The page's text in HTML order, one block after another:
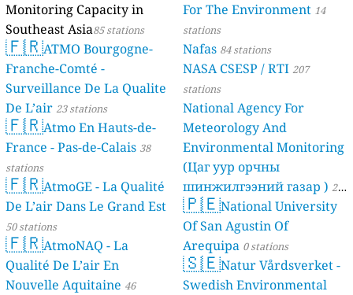
Monitoring Capacity in
Southeast Asia85 stations
🇫🇷ATMO Bourgogne-
Franche-Comté -
Surveillance De La Qualite
De L’air 23 stations
🇫🇷Atmo En Hauts-de-
France - Pas-de-Calais 38
stations
🇫🇷AtmoGE - La Qualité
De L’air Dans Le Grand Est
50 stations
🇫🇷AtmoNAQ - La
Qualité De L’air En
Nouvelle Aquitaine 46
For The Environment 14
stations
Nafas 84 stations
NASA CSESP / RTI 207
stations
National Agency For
Meteorology And
Environmental Monitoring
(Цаг уур орчны
шинжилгээний газар ) 21
stations
🇵🇪National University
Of San Agustin Of
Arequipa 0 stations
🇸🇪Natur Vårdsverket -
Swedish Environmental